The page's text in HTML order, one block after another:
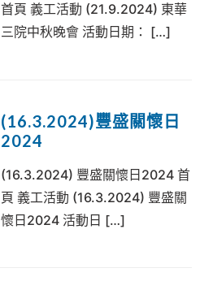
首頁 義工活動 (21.9.2024) 東華
三院中秋晚會 活動日期： […]
(16.3.2024)豐盛關懷日
2024
(16.3.2024) 豐盛關懷日2024 首
頁 義工活動 (16.3.2024) 豐盛關
懷日2024 活動日 […]